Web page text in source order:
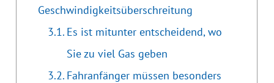
Geschwindigkeitsüberschreitung
Es ist mitunter entscheidend, wo
Sie zu viel Gas geben
Fahranfänger müssen besonders